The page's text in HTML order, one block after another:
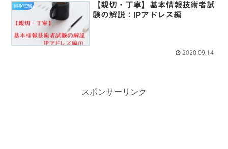
資格試験
【親切・丁寧】基本情報技術者試
験の解説：IPアドレス編
2020.09.14
スポンサーリンク